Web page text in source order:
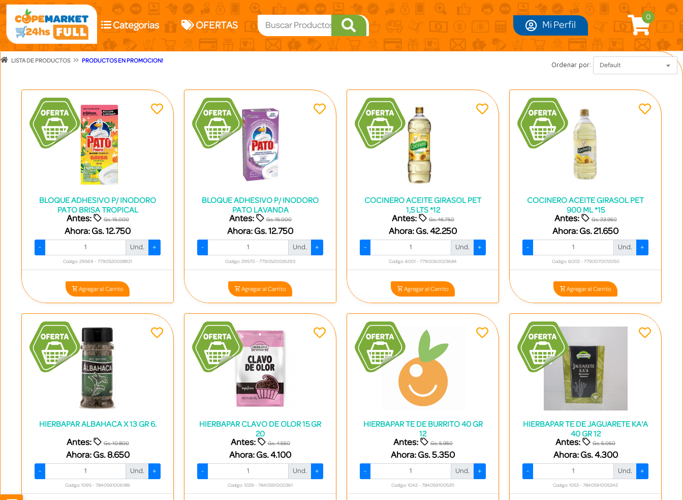
Categorias OFERTAS
0
Mi Perfil
LISTA DE PRODUCTOS PRODUCTOS EN PROMOCION! Ordenar por: Default
BLOQUE ADHESIVO P/ INODORO
PATO BRISA TROPICAL
Antes: Gs. 15.000
Ahora: Gs. 12.750
- Und. +
Codigo: 29569 - 7790520028921
Agregar al Carrito
BLOQUE ADHESIVO P/ INODORO
PATO LAVANDA
Antes: Gs. 15.000
Ahora: Gs. 12.750
- Und. +
Codigo: 29570 - 7790520026293
Agregar al Carrito
COCINERO ACEITE GIRASOL PET
1,5 LTS *12
Antes: Gs. 46.750
Ahora: Gs. 42.250
- Und. +
Codigo: 6001 - 7790060023684
Agregar al Carrito
COCINERO ACEITE GIRASOL PET
900 ML *15
Antes: Gs. 23.950
Ahora: Gs. 21.650
- Und. +
Codigo: 6002 - 7790070012050
Agregar al Carrito
HIERBAPAR ALBAHACA X 13 GR 6.
Antes: Gs. 10.800
Ahora: Gs. 8.650
- Und. +
Codigo: 1095 - 7840591006189
HIERBAPAR CLAVO DE OLOR 15 GR
20
Antes: Gs. 4.550
Ahora: Gs. 4.100
- Und. +
Codigo: 1029 - 7840591000361
HIERBAPAR TE DE BURRITO 40 GR
12
Antes: Gs. 5.950
Ahora: Gs. 5.350
- Und. +
Codigo: 1042 - 7840591005311
HIERBAPAR TE DE JAGUARETE KA'A
40 GR 12
Antes: Gs. 5.050
Ahora: Gs. 4.300
- Und. +
Codigo: 1053 - 7840591005342